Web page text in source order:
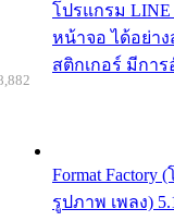
โปรแกรม
หน้าจอ ได้อย่า
สติกเกอร์ มีการ
Format Factory
รูปภาพ เพลง)